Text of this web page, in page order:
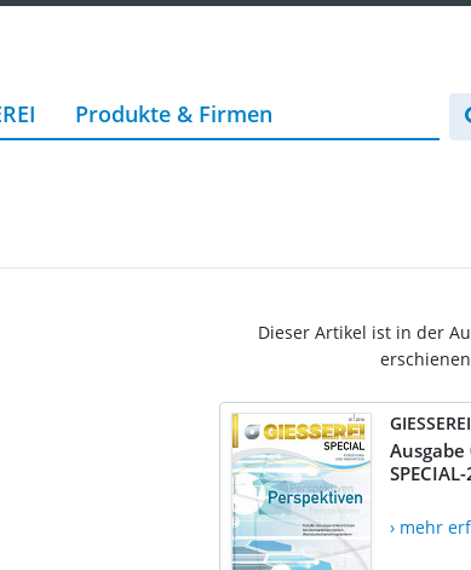
Produkte & Firmen
Dieser Artikel ist in der
GIESSEREI
Ausgabe
› mehr